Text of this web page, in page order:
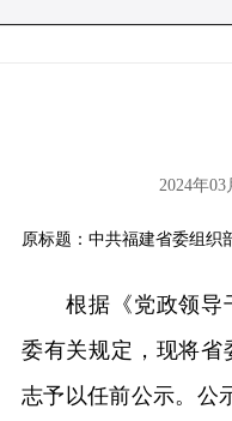
2024年03
原标题：中共福建省委组织
根据《党政领导
委有关规定，现将省
志予以任前公示。公